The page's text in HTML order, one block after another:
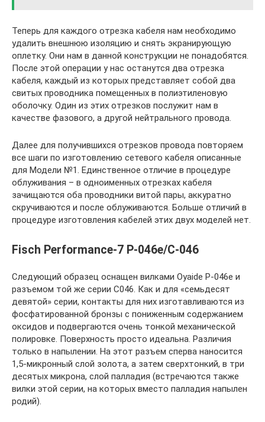
Теперь для каждого отрезка кабеля нам необходимо
удалить внешнюю изоляцию и снять экранирующую
оплетку. Они нам в данной конструкции не понадобятся.
После этой операции у нас останутся два отрезка
кабеля, каждый из которых представляет собой два
свитых проводника помещенных в полиэтиленовую
оболочку. Один из этих отрезков послужит нам в
качестве фазового, а другой нейтрального провода.
Далее для получившихся отрезков провода повторяем
все шаги по изготовлению сетевого кабеля описанные
для Модели №1. Единственное отличие в процедуре
облуживания – в одноименных отрезках кабеля
зачищаются оба проводники витой пары, аккуратно
скручиваются и после облуживаются. Больше отличий в
процедуре изготовления кабелей этих двух моделей нет.
Fisch Performance-7 P-046e/C-046
Следующий образец оснащен вилками Oyaide P-046e и
разъемом той же серии C046. Как и для «семьдесят
девятой» серии, контакты для них изготавливаются из
фосфатированной бронзы с пониженным содержанием
оксидов и подвергаются очень тонкой механической
полировке. Поверхность просто идеальна. Различия
только в напылении. На этот разъем сперва наносится
1,5-микронный слой золота, а затем сверхтонкий, в три
десятых микрона, слой палладия (встречаются также
вилки этой серии, на которых вместо палладия напылен
родий).